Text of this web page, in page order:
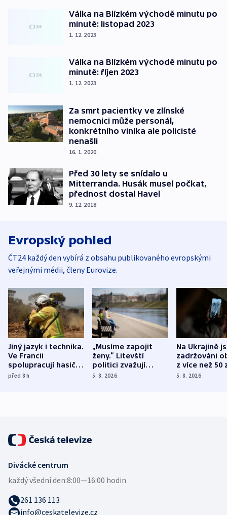
Válka na Blízkém východě minutu po
minutě: listopad 2023
1. 12. 2023
Válka na Blízkém východě minutu po
minutě: říjen 2023
1. 12. 2023
Za smrt pacientky ve zlínské
nemocnici může personál,
konkrétního viníka ale policisté
nenašli
16. 1. 2020
Před 30 lety se snídalo u
Mitterranda. Husák musel počkat,
přednost dostal Havel
9. 12. 2018
Evropský pohled
ČT24 každý den vybírá z obsahu publikovaného evropskými
veřejnými médii, členy Eurovize.
Jiný jazyk i technika.
Ve Francii
spolupracují hasiči z
různých zemí
před 8h
„Musíme zapojit
ženy.“ Litevští
politici zvažují
dohodu o
5. 8. 2026
Na Ukrajině
zadržováni
z více než 50
Bojovali na
5. 8. 2026
Divácké centrum
každý všední den:8:00—16:00 hodin
261 136 113
info@ceskatelevize.cz